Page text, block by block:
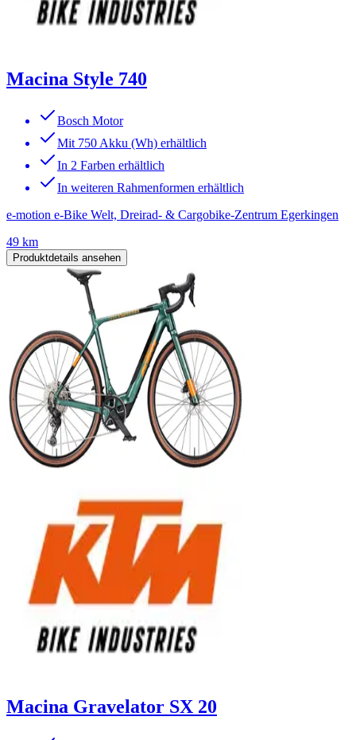
Macina Style 740
Bosch Motor
Mit 750 Akku (Wh) erhältlich
In 2 Farben erhältlich
In weiteren Rahmenformen erhältlich
e-motion e-Bike Welt, Dreirad- & Cargobike-Zentrum Egerkingen
49 km
Produktdetails ansehen
Macina Gravelator SX 20